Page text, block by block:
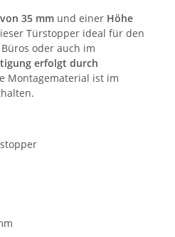
35 mm und einer Höhe
Türstopper ideal für den
oder auch im
erfolgt durch
Montagematerial ist im